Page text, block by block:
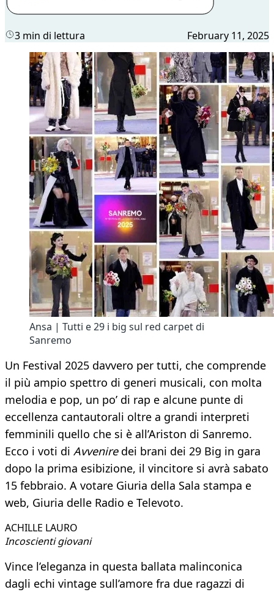
3 min di lettura February 11, 2025
Ansa | Tutti e 29 i big sul red carpet di
Sanremo
Un Festival 2025 davvero per tutti, che comprende
il più ampio spettro di generi musicali, con molta
melodia e pop, un po’ di rap e alcune punte di
eccellenza cantautorali oltre a grandi interpreti
femminili quello che si è all’Ariston di Sanremo.
Ecco i voti di Avveniredei brani dei 29 Big in gara
dopo la prima esibizione, il vincitore si avrà sabato
15 febbraio. A votare Giuria della Sala stampa e
web, Giuria delle Radio e Televoto.
ACHILLE LAURO
Incoscienti giovani
Vince l’eleganza in questa ballata malinconica
dagli echi vintage sull’amore fra due ragazzi di